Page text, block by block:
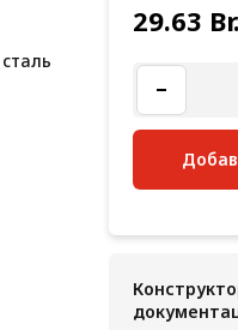
29.63 Br.